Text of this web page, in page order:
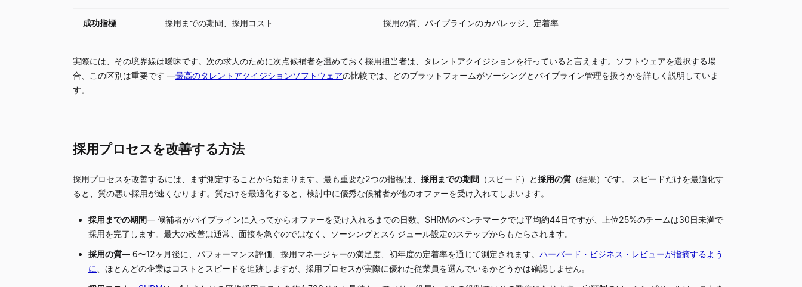
成功指標 採用までの期間、採用コスト 採用の質、パイプラインのカバレッジ、定着率
実際には、その境界線は曖昧です。次の求人のために次点候補者を温めておく採用担当者は、タレントアクイジションを行っていると言えます。ソフトウェアを選択する場
合、この区別は重要です —最高のタレントアクイジションソフトウェアの比較では、どのプラットフォームがソーシングとパイプライン管理を扱うかを詳しく説明していま
す。
採用プロセスを改善する方法
採用プロセスを改善するには、まず測定することから始まります。最も重要な2つの指標は、 採用までの期間 （スピード）と採用の質 （結果）です。 スピードだけを最適化す
ると、質の悪い採用が速くなります。質だけを最適化すると、検討中に優秀な候補者が他のオファーを受け入れてしまいます。
採用までの期間— 候補者がパイプラインに入ってからオファーを受け入れるまでの日数。SHRMのベンチマークでは平均約44日ですが、上位25%のチームは30日未満で
採用を完了します。最大の改善は通常、面接を急ぐのではなく、ソーシングとスケジュール設定のステップからもたらされます。
採用の質— 6〜12ヶ月後に、パフォーマンス評価、採用マネージャーの満足度、初年度の定着率を通じて測定されます。 ハーバード・ビジネス・レビューが指摘するよう
に
、ほとんどの企業はコストとスピードを追跡しますが、採用プロセスが実際に優れた従業員を選んでいるかどうかは確認しません。